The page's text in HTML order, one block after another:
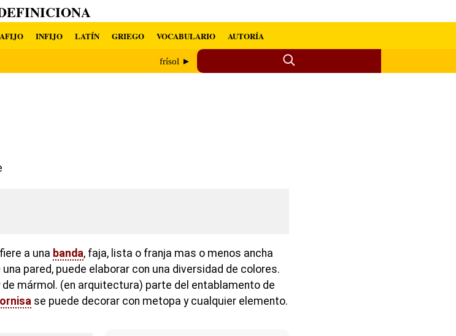
AFIJO INFIJO LATÍN GRIEGO VOCABULARIO AUTORÍA
frísol ►
a una banda, faja, lista o franja mas o menos ancha
pared, puede elaborar con una diversidad de colores.
mármol. (en arquitectura) parte del entablamento de
se puede decorar con metopa y cualquier elemento.